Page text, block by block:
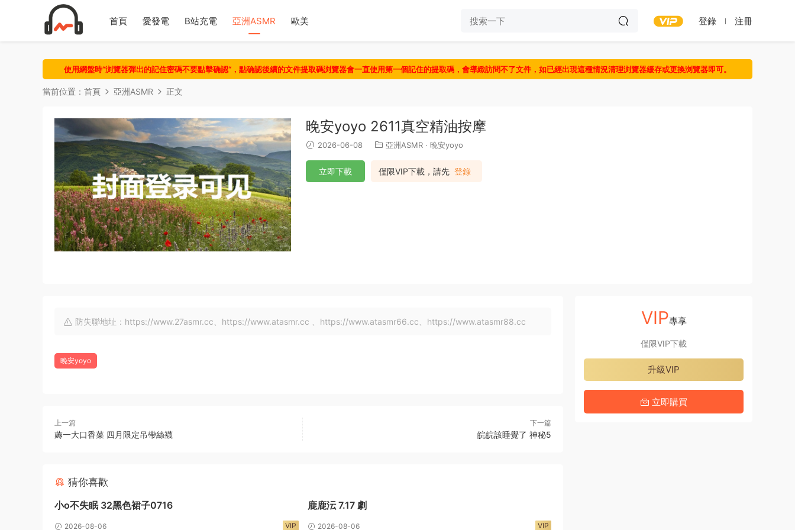
首頁 愛發電 B站充電 亞洲ASMR 歐美 登錄 注冊
使用網盤時“浏覽器彈出的記住密碼不要點擊确認“，點确認後續的文件提取碼浏覽器會一直使用第一個記住的提取碼，會導緻訪問不了文件，如已經出現這種情況清理浏覽器緩存或更換浏覽器即可。
當前位置： 首頁 亞洲ASMR 正文
晚安yoyo 2611真空精油按摩
2026-06-08 亞洲ASMR · 晚安yoyo
僅限VIP下載，請先 登錄
立即下載
防失聯地址：https://www.27asmr.cc、https://www.atasmr.cc 、https://www.atasmr66.cc、https://www.atasmr88.cc
晚安yoyo
上一篇
薅一大口香菜 四月限定吊帶絲襪
下一篇
皖皖該睡覺了 神秘5
猜你喜歡
小o不失眠 32黑色裙子0716
2026-08-06 VIP
鹿鹿沄 7.17 劇
2026-08-06 VIP
VIP專享
僅限VIP下載
升級VIP
立即購買